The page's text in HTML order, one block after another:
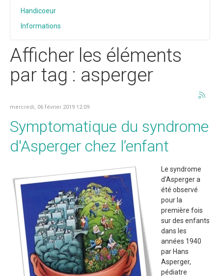
Handicoeur
Informations
Afficher les éléments
par tag : asperger
mercredi, 06 février 2019 12:09
Symptomatique du syndrome
d'Asperger chez l’enfant
Le syndrome
d'Asperger a
été observé
pour la
première fois
sur des enfants
dans les
années 1940
par Hans
Asperger,
pédiatre